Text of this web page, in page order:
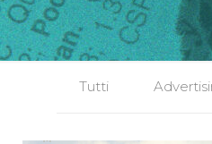
Tutti